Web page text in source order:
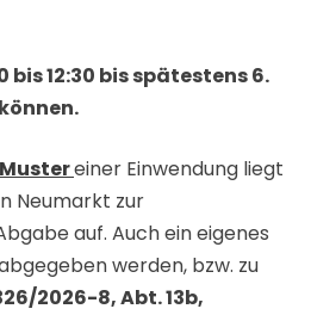
12:30 bis spätestens 6.
einer Einwendung liegt
Neumarkt zur
auf. Auch ein eigenes
werden, bzw. zu
2026-8, Abt. 13b,